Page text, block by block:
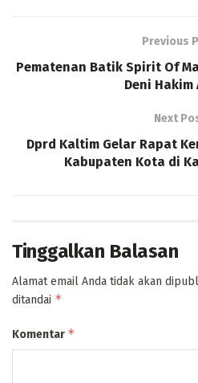
Previous
Pematenan Batik Spirit Of
Deni Hakim
Next
Dprd Kaltim Gelar Rapat
Kabupaten Kota di
Tinggalkan Balasan
Alamat email Anda tidak akan
ditandai *
Komentar *